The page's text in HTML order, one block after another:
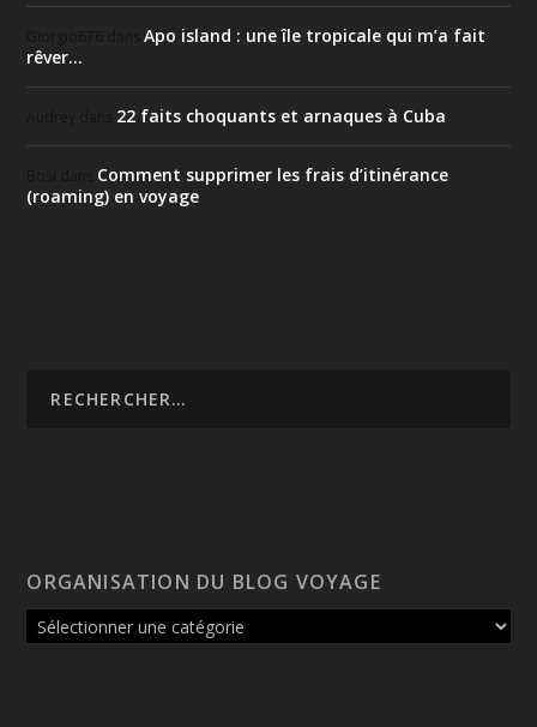
dansApo island : une île tropicale qui m’a fait
rêver…
22 faits choquants et arnaques à Cuba
Comment supprimer les frais d’itinérance
(roaming) en voyage
ORGANISATION DU BLOG VOYAGE